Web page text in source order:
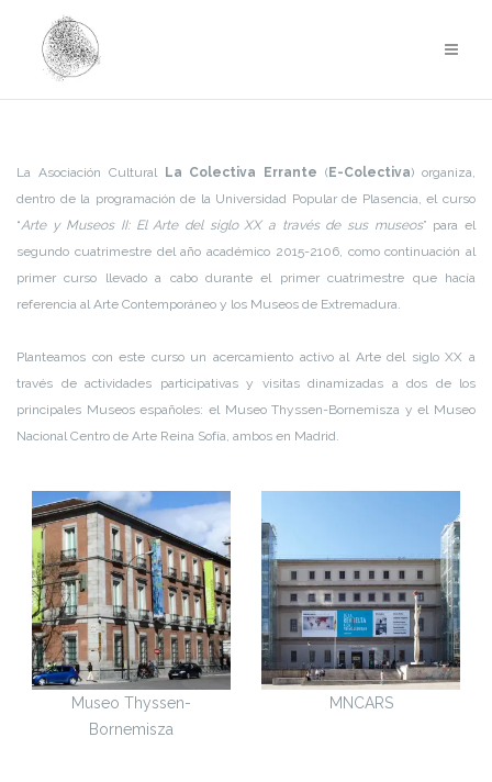
contenido
La Asociación Cultural La Colectiva Errante ( E-Colectiva) organiza,
dentro de la programación de la Universidad Popular de Plasencia, el curso
“Arte y Museos II: El Arte del siglo XX a través de sus museos” para el
segundo cuatrimestre del año académico 2015-2106, como continuación al
primer curso llevado a cabo durante el primer cuatrimestre que hacía
referencia al Arte Contemporáneo y los Museos de Extremadura.
Planteamos con este curso un acercamiento activo al Arte del siglo XX a
través de actividades participativas y visitas dinamizadas a dos de los
principales Museos españoles: el Museo Thyssen-Bornemisza y el Museo
Nacional Centro de Arte Reina Sofía, ambos en Madrid.
Museo Thyssen-
Bornemisza
MNCARS